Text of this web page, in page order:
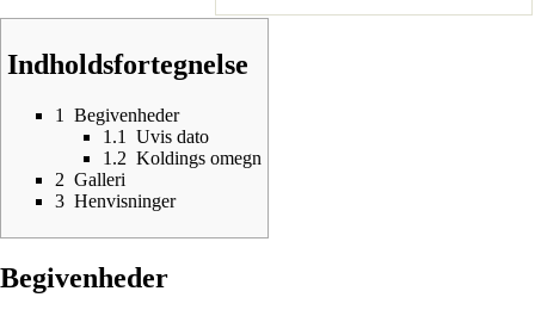
Indholdsfortegnelse
1
Begivenheder
1.1
Uvis dato
1.2 Koldings omegn
2 Galleri
3 Henvisninger
Begivenheder